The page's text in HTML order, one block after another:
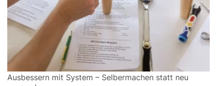
Ausbessern mit System – Selbermachen statt neu